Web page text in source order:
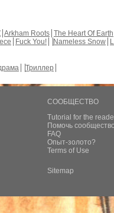
Arkham Roots The Heart Of Earth
Fuck You! Nameless Snow
Триллер
СООБЩЕСТВО
Tutorial for the
Помочь
FAQ
Опыт-золото?
Terms of Use
Sitemap